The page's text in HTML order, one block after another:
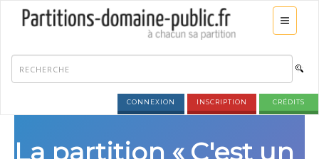
CONNEXION INSCRIPTION CRÉDITS
La partition « C'est un